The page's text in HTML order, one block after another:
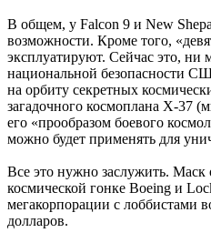
В общем, у Falcon 9 и New
возможности. Кроме того,
эксплуатируют. Сейчас это, ни
национальной безопасности
на орбиту секретных
загадочного космоплана X-37
его «прообразом боевого
можно будет применять для
Все это нужно заслужить. Маск
космической гонке Boeing и
мегакорпорации с лоббистами
долларов.